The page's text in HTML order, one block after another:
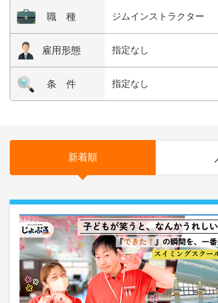
職 種 ジムインストラクター
雇用形態 指定なし
条 件 指定なし
新着順